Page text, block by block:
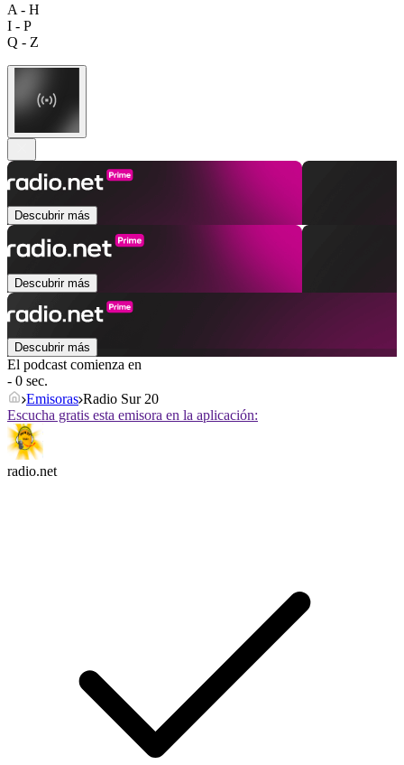
A - H
I - P
Q - Z
Descubrir más
Descubrir más
Descubrir más
El podcast comienza en
- 0 sec.
Emisoras Radio Sur 20
Escucha gratis esta emisora en la aplicación:
radio.net